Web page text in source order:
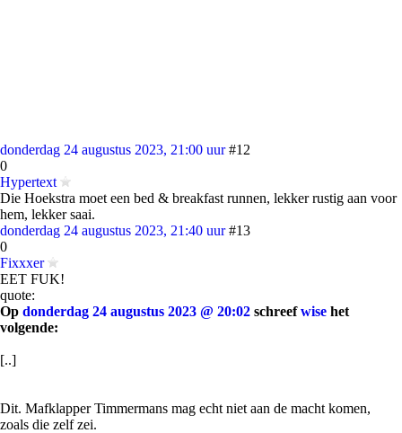
donderdag 24 augustus 2023, 21:00 uur #12
0
Hypertext
Die Hoekstra moet een bed & breakfast runnen, lekker rustig aan voor
hem, lekker saai.
donderdag 24 augustus 2023, 21:40 uur #13
0
Fixxxer
EET FUK!
quote:
Op donderdag 24 augustus 2023 @ 20:02 schreefwise het
volgende:
[..]
Dit. Mafklapper Timmermans mag echt niet aan de macht komen,
zoals die zelf zei.